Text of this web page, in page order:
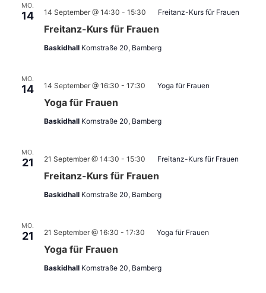
MO.
14
Freitanz-Kurs für Frauen
14 September @ 14:30 - 15:30 Freitanz-Kurs für Frauen
Baskidhall Kornstraße 20, Bamberg
MO.
14
Yoga für Frauen
14 September @ 16:30 - 17:30 Yoga für Frauen
Baskidhall Kornstraße 20, Bamberg
MO.
21
Freitanz-Kurs für Frauen
21 September @ 14:30 - 15:30 Freitanz-Kurs für Frauen
Baskidhall Kornstraße 20, Bamberg
MO.
21
Yoga für Frauen
21 September @ 16:30 - 17:30 Yoga für Frauen
Baskidhall Kornstraße 20, Bamberg